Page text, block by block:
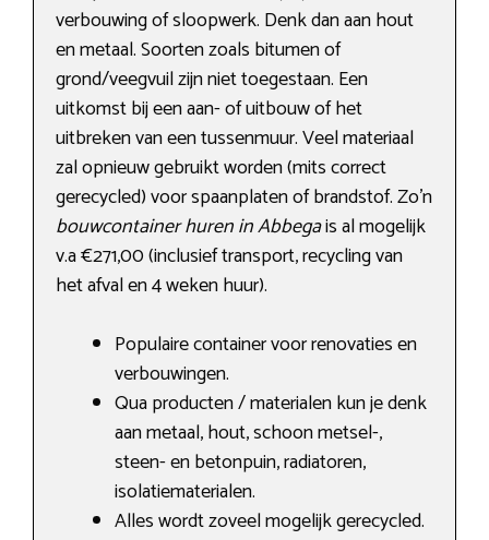
verbouwing of sloopwerk. Denk dan aan hout
en metaal. Soorten zoals bitumen of
grond/veegvuil zijn niet toegestaan. Een
uitkomst bij een aan- of uitbouw of het
uitbreken van een tussenmuur. Veel materiaal
zal opnieuw gebruikt worden (mits correct
gerecycled) voor spaanplaten of brandstof. Zo’n
bouwcontainer huren in Abbegais al mogelijk
v.a €271,00 (inclusief transport, recycling van
het afval en 4 weken huur).
Populaire container voor renovaties en
verbouwingen.
Qua producten / materialen kun je denk
aan metaal, hout, schoon metsel-,
steen- en betonpuin, radiatoren,
isolatiematerialen.
Alles wordt zoveel mogelijk gerecycled.